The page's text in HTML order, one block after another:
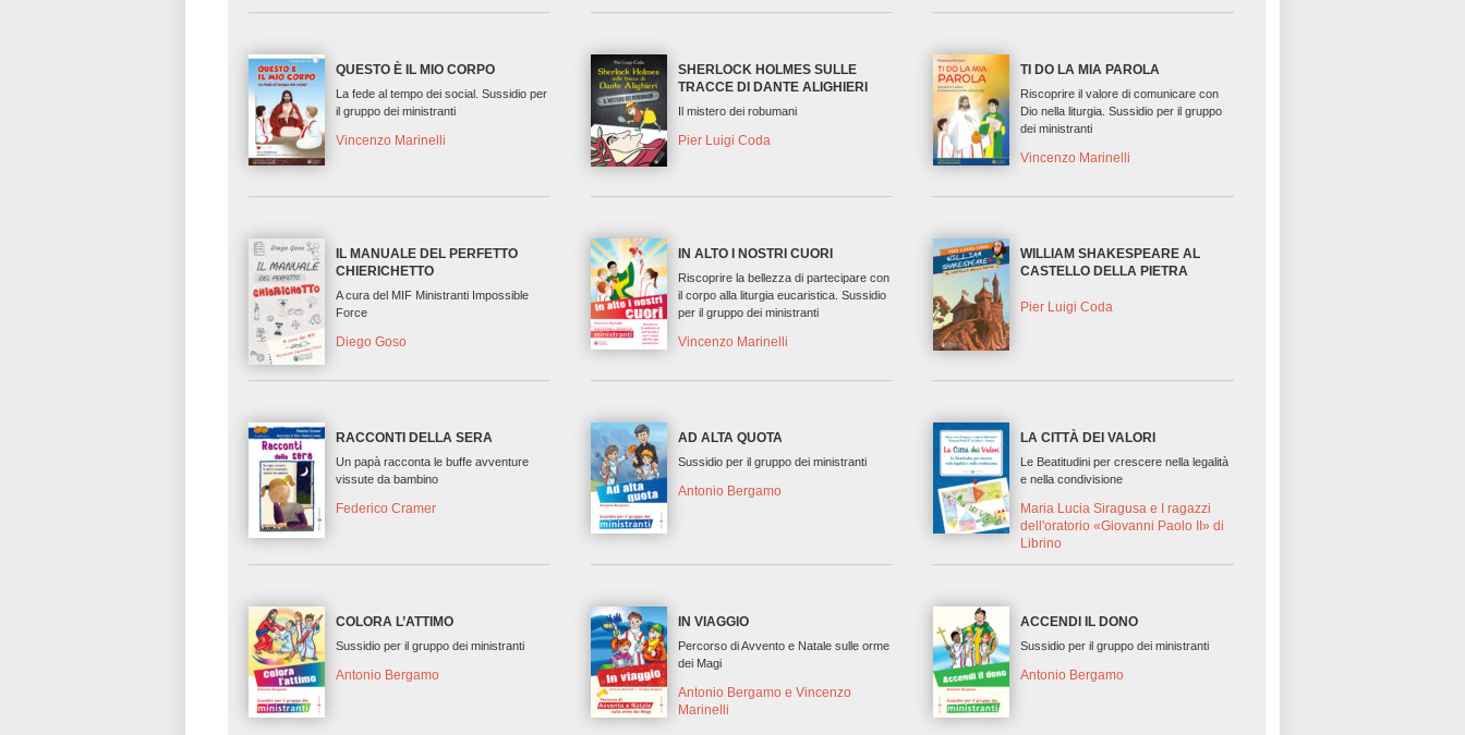
QUESTO È IL MIO CORPO
La fede al tempo dei social. Sussidio per
il gruppo dei ministranti
Vincenzo Marinelli
SHERLOCK HOLMES SULLE
TRACCE DI DANTE ALIGHIERI
Il mistero dei robumani
Pier Luigi Coda
TI DO LA MIA PAROLA
Riscoprire il valore di comunicare con
Dio nella liturgia. Sussidio per il gruppo
dei ministranti
Vincenzo Marinelli
IL MANUALE DEL PERFETTO
CHIERICHETTO
A cura del MIF Ministranti Impossible
Force
Diego Goso
IN ALTO I NOSTRI CUORI
Riscoprire la bellezza di partecipare con
il corpo alla liturgia eucaristica. Sussidio
per il gruppo dei ministranti
Vincenzo Marinelli
WILLIAM SHAKESPEARE AL
CASTELLO DELLA PIETRA
Pier Luigi Coda
RACCONTI DELLA SERA
Un papà racconta le buffe avventure
vissute da bambino
Federico Cramer
AD ALTA QUOTA
Sussidio per il gruppo dei ministranti
Antonio Bergamo
LA CITTÀ DEI VALORI
Le Beatitudini per crescere nella legalità
e nella condivisione
Maria Lucia Siragusa e I ragazzi
dell'oratorio «Giovanni Paolo II» di
Librino
COLORA L’ATTIMO
Sussidio per il gruppo dei ministranti
Antonio Bergamo
IN VIAGGIO
Percorso di Avvento e Natale sulle orme
dei Magi
Antonio Bergamo e Vincenzo
Marinelli
ACCENDI IL DONO
Sussidio per il gruppo dei ministranti
Antonio Bergamo